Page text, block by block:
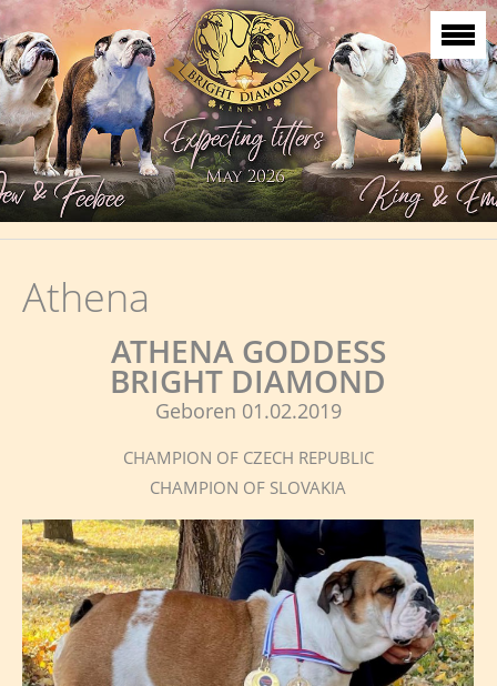
Athena
ATHENA GODDESS
BRIGHT DIAMOND
Geboren 01.02.2019
CHAMPION OF CZECH REPUBLIC
CHAMPION OF SLOVAKIA